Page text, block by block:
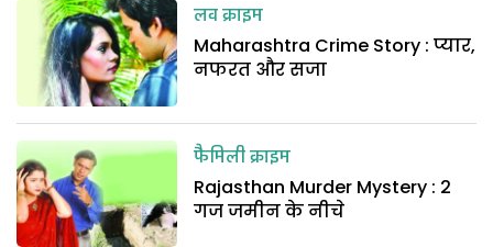
लव क्राइम
Maharashtra Crime Story : प्यार,
नफरत और सजा
फैमिली क्राइम
Rajasthan Murder Mystery : 2
गज जमीन के नीचे